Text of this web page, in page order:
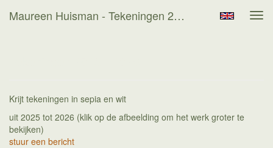
Maureen Huisman - Tekeningen 2025 - 2026
Krijt tekeningen in sepia en wit
uit 2025 tot 2026 (klik op de afbeelding om het werk groter te
bekijken)
stuur een bericht